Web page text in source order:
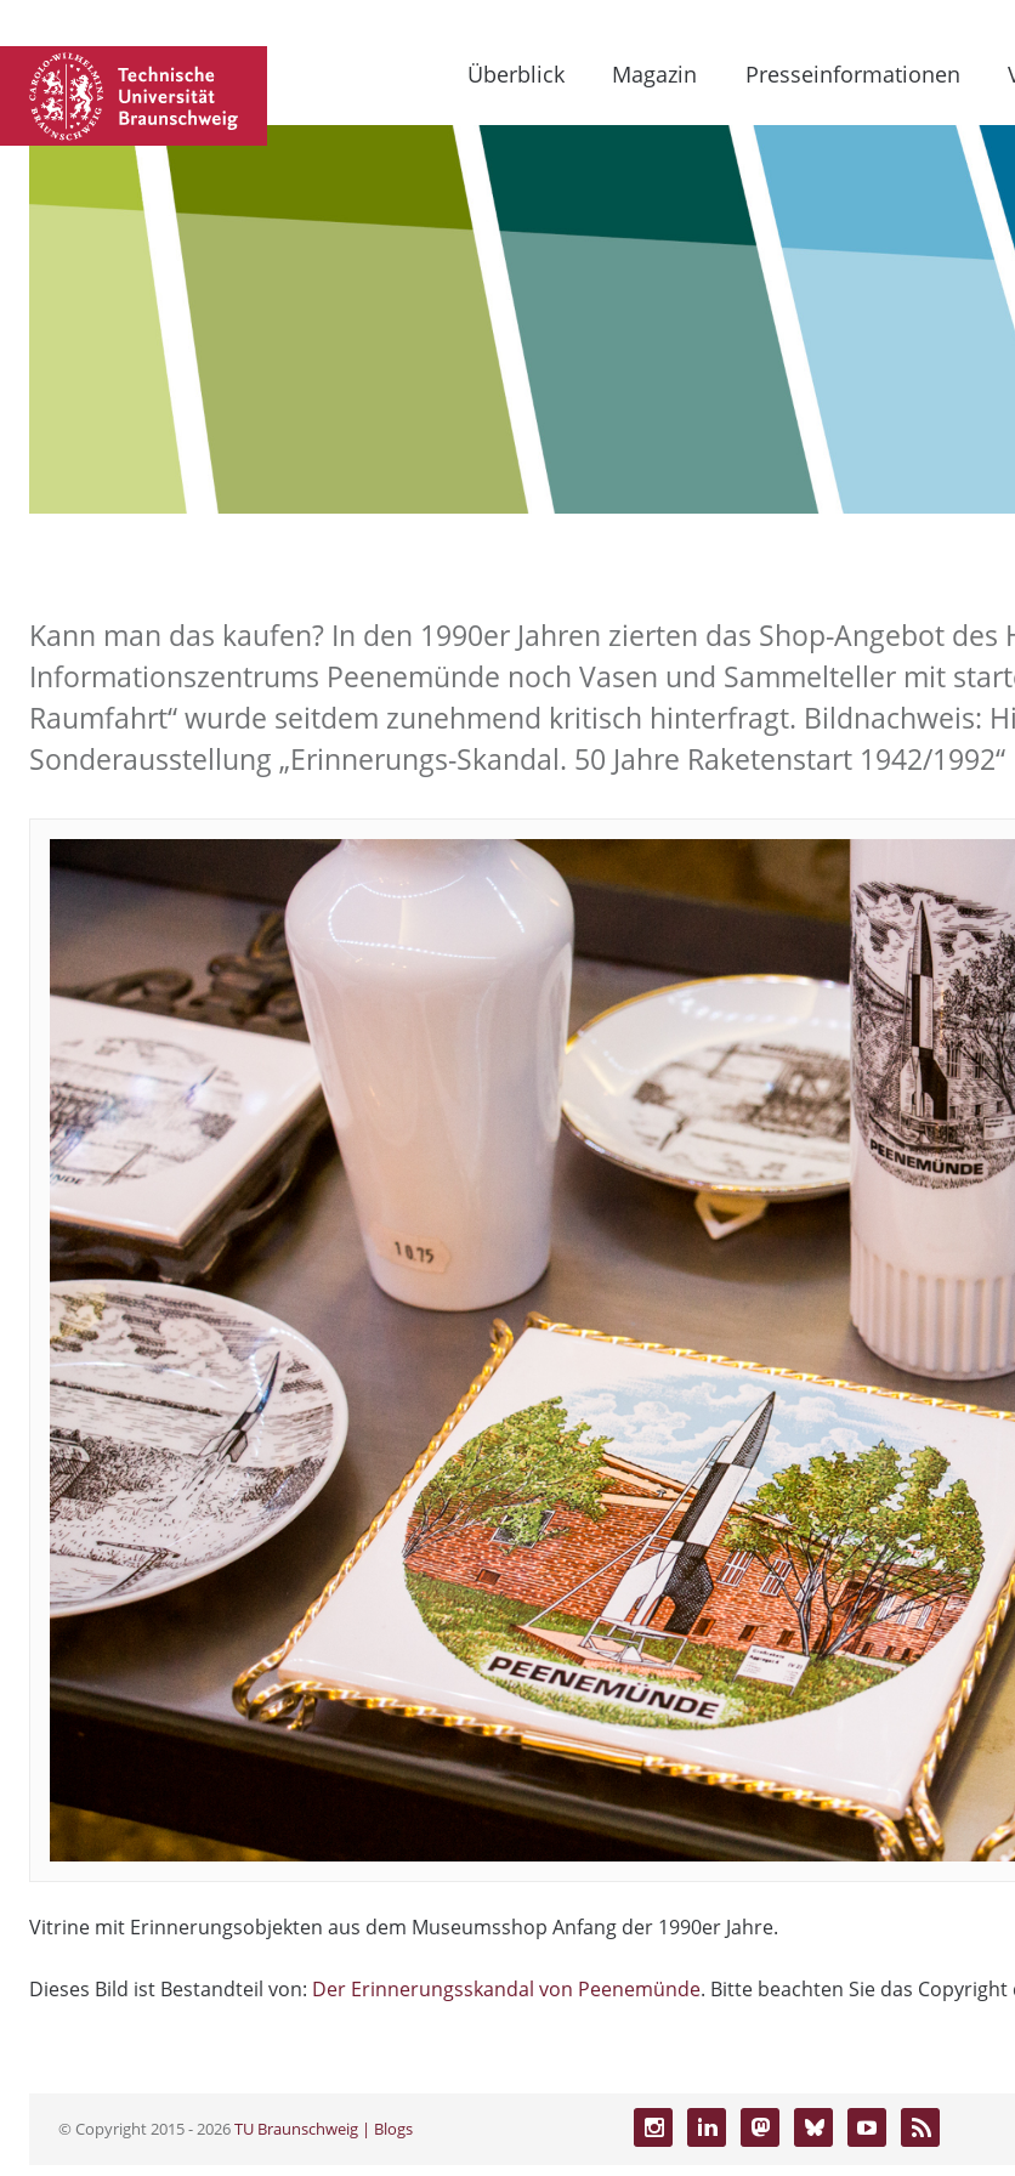
Überblick Magazin Presseinformationen
Kann man das kaufen? In den 1990er Jahren zierten das Shop-Angebot des
Informationszentrums Peenemünde noch Vasen und Sammelteller mit
Raumfahrt“ wurde seitdem zunehmend kritisch hinterfragt. Bildnachweis:
Sonderausstellung „Erinnerungs-Skandal. 50 Jahre Raketenstart 1942/1992“
Vitrine mit Erinnerungsobjekten aus dem Museumsshop Anfang der 1990er Jahre.
Dieses Bild ist Bestandteil von: Der Erinnerungsskandal von Peenemünde. Bitte beachten Sie das Copyright
© Copyright 2015 - 2026TU Braunschweig | Blogs